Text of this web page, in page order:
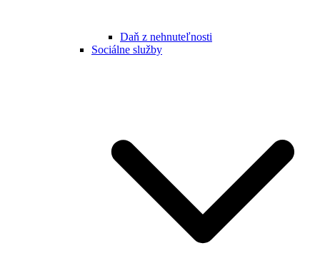
Daň z nehnuteľnosti
Sociálne služby